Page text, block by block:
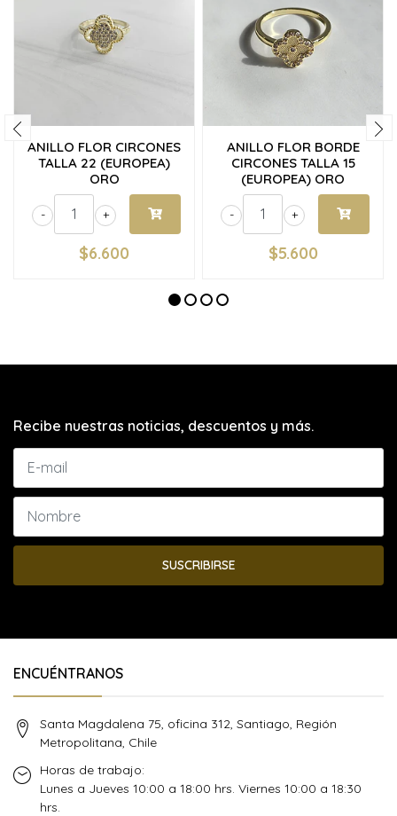
ANILLO FLOR CIRCONES
TALLA 22 (EUROPEA)
ORO
+
-
$6.600
ANILLO FLOR BORDE
CIRCONES TALLA 15
(EUROPEA) ORO
+
-
$5.600
Recibe nuestras noticias, descuentos y más.
SUSCRIBIRSE
ENCUÉNTRANOS
Santa Magdalena 75, oficina 312, Santiago, Región
Metropolitana, Chile
Horas de trabajo:
Lunes a Jueves 10:00 a 18:00 hrs. Viernes 10:00 a 18:30
hrs.